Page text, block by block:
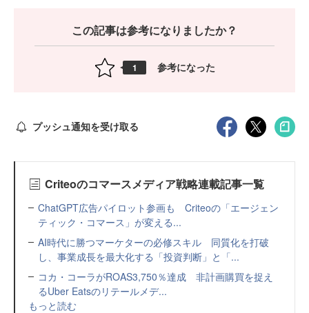
この記事は参考になりましたか？
1 参考になった
プッシュ通知を受け取る
Criteoのコマースメディア戦略連載記事一覧
ChatGPT広告パイロット参画も Criteoの「エージェン
ティック・コマース」が変える...
AI時代に勝つマーケターの必修スキル 同質化を打破
し、事業成長を最大化する「投資判断」と「...
コカ・コーラがROAS3,750％達成 非計画購買を捉え
るUber Eatsのリテールメデ...
もっと読む